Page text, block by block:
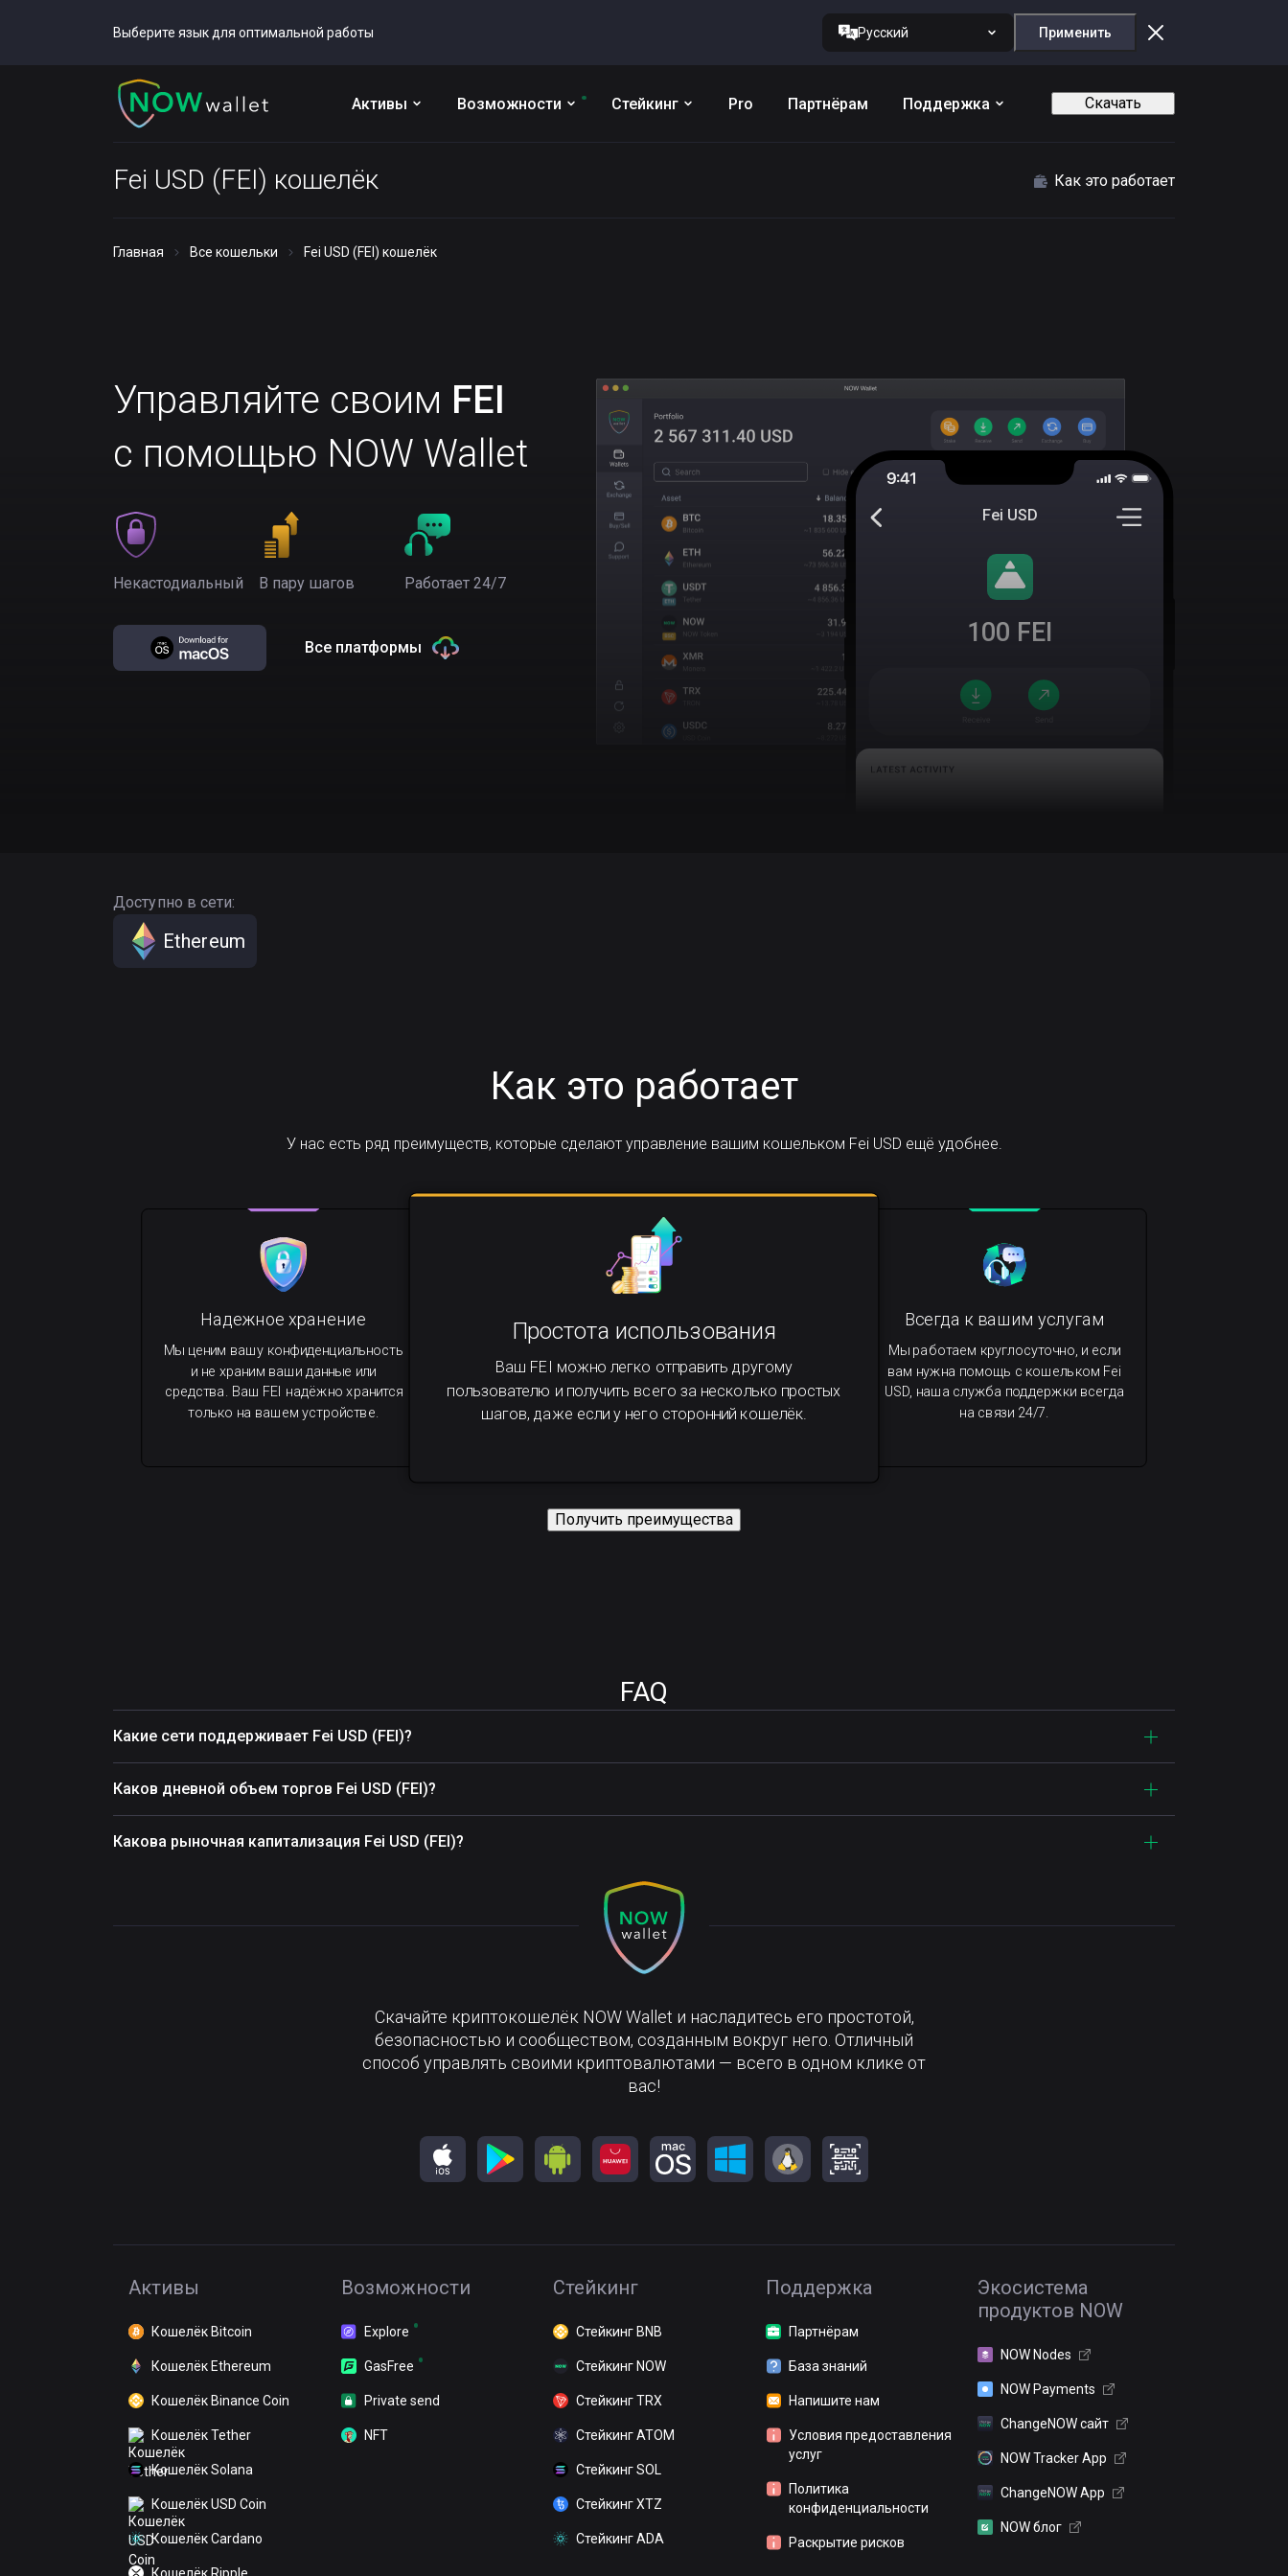
Выберите язык для оптимальной работы Русский Применить
Активы Возможности Стейкинг Pro Партнёрам Поддержка Скачать
Fei USD (FEI) кошелёк Как это работает
Главная Все кошельки Fei USD (FEI) кошелёк
Управляйте своим FEI
с помощью NOW Wallet
Некастодиальный В пару шагов Работает 24/7
Все платформы
Fei USD
100 FEI
Доступно в сети:
Ethereum
Как это работает
У нас есть ряд преимуществ, которые сделают управление вашим кошельком Fei USD ещё удобнее.
Простота использования
Ваш FEI можно легко отправить другому
пользователю и получить всего за несколько простых
шагов, даже если у него сторонний кошелёк.
Всегда к вашим услугам
Мы работаем круглосуточно, и если
вам нужна помощь с кошельком Fei
USD, наша служба поддержки всегда
на связи 24/7.
Надежное хранение
Мы ценим вашу конфиденциальность
и не храним ваши данные или
средства. Ваш FEI надёжно хранится
только на вашем устройстве.
Получить преимущества
FAQ
Какие сети поддерживает Fei USD (FEI)?
Каков дневной объем торгов Fei USD (FEI)?
Какова рыночная капитализация Fei USD (FEI)?
Скачайте криптокошелёк NOW Wallet и насладитесь его простотой,
безопасностью и сообществом, созданным вокруг него. Отличный
способ управлять своими криптовалютами — всего в одном клике от
вас!
Активы
Кошелёк Bitcoin
Кошелёк Ethereum
Кошелёк Binance Coin
Кошелёк Tether
Кошелёк Solana
Кошелёк USD Coin
Кошелёк Cardano
Возможности
Explore
GasFree
Private send
NFT
Стейкинг
Стейкинг BNB
Стейкинг NOW
Стейкинг TRX
Стейкинг ATOM
Стейкинг SOL
Стейкинг XTZ
Стейкинг ADA
Поддержка
Партнёрам
База знаний
Напишите нам
Условия предоставления
услуг
Политика
конфиденциальности
Раскрытие рисков
Экосистема
продуктов NOW
NOW Nodes
NOW Payments
ChangeNOW сайт
NOW Tracker App
ChangeNOW App
NOW блог